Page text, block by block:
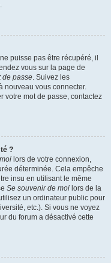
puisse pas être récupéré, il
vous sur la page de
de passe. Suivez les
nouveau vous connecter.
votre mot de passe, contactez
?
lors de votre connexion,
déterminée. Cela empêche
insu en utilisant le même
Se souvenir de moi lors de la
un ordinateur public pour
etc.). Si vous ne voyez
du forum a désactivé cette